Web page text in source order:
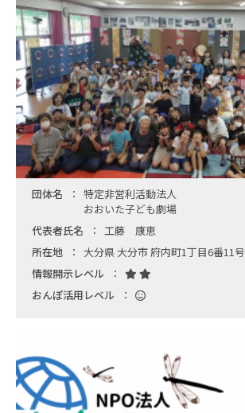
団体名
特定非営利活動法人
おおいた子ども劇場
代表者氏名
工藤 康恵
所在地
大分県 大分市 府内町1丁目6番11号
情報開示レベル
おんぽ活用レベル